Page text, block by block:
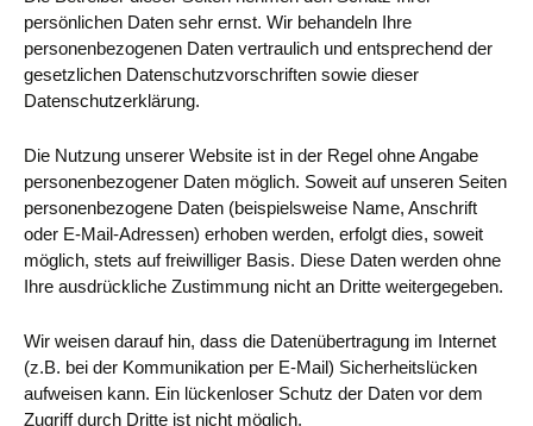
persönlichen Daten sehr ernst. Wir behandeln Ihre
personenbezogenen Daten vertraulich und entsprechend der
gesetzlichen Datenschutzvorschriften sowie dieser
Datenschutzerklärung.
Die Nutzung unserer Website ist in der Regel ohne Angabe
personenbezogener Daten möglich. Soweit auf unseren Seiten
personenbezogene Daten (beispielsweise Name, Anschrift
oder E-Mail-Adressen) erhoben werden, erfolgt dies, soweit
möglich, stets auf freiwilliger Basis. Diese Daten werden ohne
Ihre ausdrückliche Zustimmung nicht an Dritte weitergegeben.
Wir weisen darauf hin, dass die Datenübertragung im Internet
(z.B. bei der Kommunikation per E-Mail) Sicherheitslücken
aufweisen kann. Ein lückenloser Schutz der Daten vor dem
Zugriff durch Dritte ist nicht möglich.